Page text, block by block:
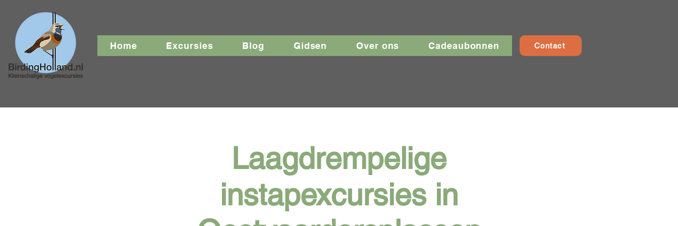
Home Excursies Blog Gidsen Over ons Cadeaubonnen Contact
Laagdrempelige
instapexcursies in